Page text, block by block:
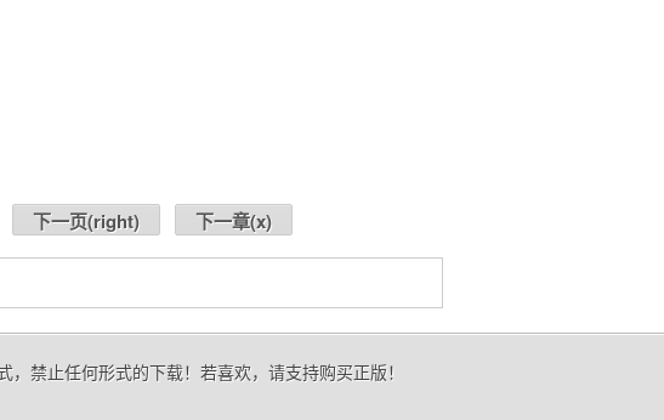
下一页(right) 下一章(x)
禁止任何形式的下载！若喜欢，请支持购买正版！